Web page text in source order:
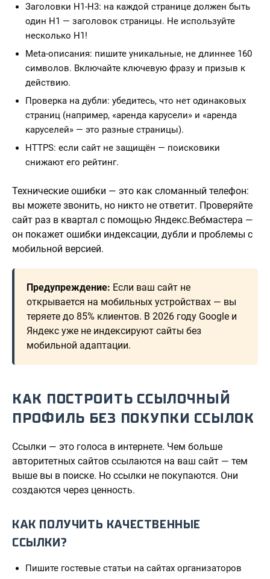
Заголовки H1-H3: на каждой странице должен быть
один H1 — заголовок страницы. Не используйте
несколько H1!
Meta-описания: пишите уникальные, не длиннее 160
символов. Включайте ключевую фразу и призыв к
действию.
Проверка на дубли: убедитесь, что нет одинаковых
страниц (например, «аренда карусели» и «аренда
каруселей» — это разные страницы).
HTTPS: если сайт не защищён — поисковики
снижают его рейтинг.
Технические ошибки — это как сломанный телефон:
вы можете звонить, но никто не ответит. Проверяйте
сайт раз в квартал с помощью Яндекс.Вебмастера —
он покажет ошибки индексации, дубли и проблемы с
мобильной версией.
Предупреждение: Если ваш сайт не
открывается на мобильных устройствах — вы
теряете до 85% клиентов. В 2026 году Google и
Яндекс уже не индексируют сайты без
мобильной адаптации.
КАК ПОСТРОИТЬ ССЫЛОЧНЫЙ
ПРОФИЛЬ БЕЗ ПОКУПКИ ССЫЛОК
Ссылки — это голоса в интернете. Чем больше
авторитетных сайтов ссылаются на ваш сайт — тем
выше вы в поиске. Но ссылки не покупаются. Они
создаются через ценность.
КАК ПОЛУЧИТЬ КАЧЕСТВЕННЫЕ
ССЫЛКИ?
Пишите гостевые статьи на сайтах организаторов